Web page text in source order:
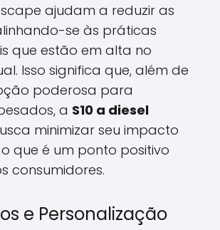
ajudam a reduzir as
se às práticas
que estão em alta no
Isso significa que, além de
poderosa para
a S10 a diesel
minimizar seu impacto
que é um ponto positivo
consumidores.
e Personalização